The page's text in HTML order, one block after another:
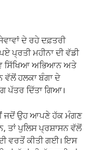
ਦੇ ਰਹੇ ਦਫ਼ਤਰੀ
ਪ੍ਰਤੀ ਮਹੀਨਾ ਦੀ ਵੱਡੀ
ਸਿੱਖਿਆ ਅਭਿਆਨ ਅਤੇ
ਵੱਲੋਂ ਹਲਕਾ ਬੰਗਾ ਦੇ
ਪੱਤਰ ਦਿੱਤਾ ਗਿਆ।
ਜਦੋਂ ਉਹ ਆਪਣੇ ਹੱਕ ਮੰਗਣ
ਪੁਲਿਸ ਪ੍ਰਸ਼ਾਸਨ ਵੱਲੋਂ
ਵਰਤੋਂ ਕੀਤੀ ਗਈ। ਇਸ